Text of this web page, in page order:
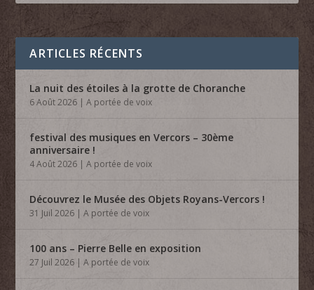
ARTICLES RÉCENTS
La nuit des étoiles à la grotte de Choranche
6 Août 2026 |A portée de voix
festival des musiques en Vercors – 30ème
anniversaire !
4 Août 2026 |A portée de voix
Découvrez le Musée des Objets Royans-Vercors !
31 Juil 2026 |A portée de voix
100 ans – Pierre Belle en exposition
27 Juil 2026 |A portée de voix